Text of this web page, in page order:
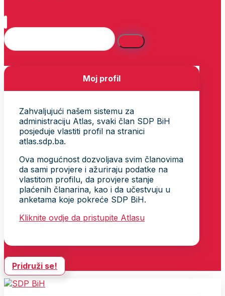
Moj profil
Zahvaljujući našem sistemu za
administraciju Atlas, svaki član SDP BiH
posjeduje vlastiti profil na stranici
atlas.sdp.ba.
Ova mogućnost dozvoljava svim članovima
da sami provjere i ažuriraju podatke na
vlastitom profilu, da provjere stanje
plaćenih članarina, kao i da učestvuju u
anketama koje pokreće SDP BiH.
Kliknite ovdje da pristupite Atlasu
Pridruži se!